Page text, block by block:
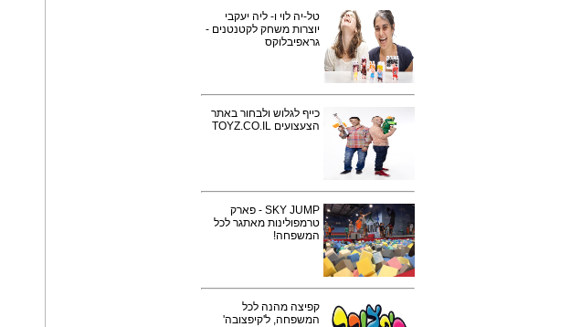
טל-יה לוי ו- ליה יעקבי
יוצרות משחק לקטנטנים -
גראפיבלוקס
כייף לגלוש ולבחור באתר
הצעצועים TOYZ.CO.IL
SKY JUMP - פארק
טרמפולינות מאתגר לכל
המשפחה!
קפיצה מהנה לכל
המשפחה, ל'קיפצובה'